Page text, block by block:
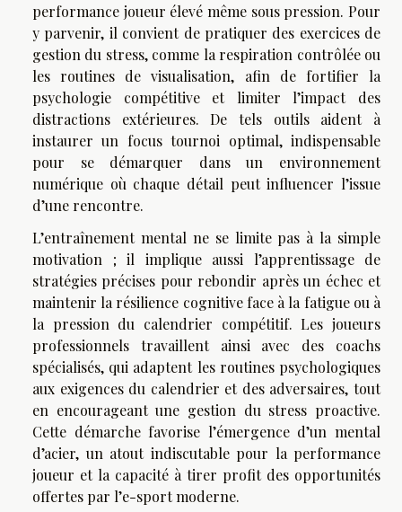
performance joueur élevé même sous pression. Pour
y parvenir, il convient de pratiquer des exercices de
gestion du stress, comme la respiration contrôlée ou
les routines de visualisation, afin de fortifier la
psychologie compétitive et limiter l’impact des
distractions extérieures. De tels outils aident à
instaurer un focus tournoi optimal, indispensable
pour se démarquer dans un environnement
numérique où chaque détail peut influencer l’issue
d’une rencontre.
L’entraînement mental ne se limite pas à la simple
motivation ; il implique aussi l’apprentissage de
stratégies précises pour rebondir après un échec et
maintenir la résilience cognitive face à la fatigue ou à
la pression du calendrier compétitif. Les joueurs
professionnels travaillent ainsi avec des coachs
spécialisés, qui adaptent les routines psychologiques
aux exigences du calendrier et des adversaires, tout
en encourageant une gestion du stress proactive.
Cette démarche favorise l’émergence d’un mental
d’acier, un atout indiscutable pour la performance
joueur et la capacité à tirer profit des opportunités
offertes par l’e-sport moderne.